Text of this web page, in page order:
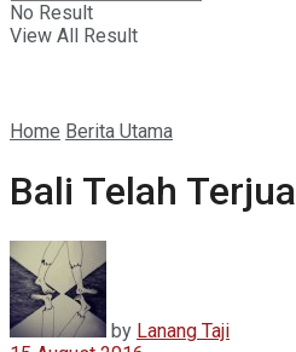
No Result
View All Result
Home Berita Utama
Bali Telah
by Lanang Taji